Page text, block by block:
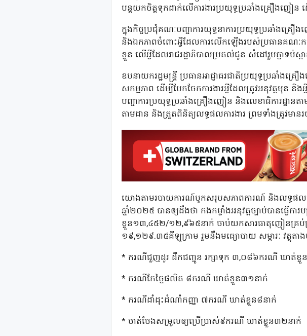
បន្ដយកចិត្តទុកដាក់លើការងារប្រយុទ្ធប្រឆាំងគ្រឿងញៀន
ក្នុងកិច្ចប្រជុំគណៈបញ្ជាការយុទ្ធនាការប្រយុទ្ធប្រឆាំ
និងឯកភាពចំពោះអ្វីដែលការលើកឡើងរបស់ប្រធានគណៈក
ខ្លួន លើអ្វីដែលរាជរដ្ឋាភិបាលប្រគល់ជូន សំដៅរួមគ្នាទប់ស្
ឧបនាយករដ្ឋមន្ដ្រី ប្រធានអាជ្ញាធរជាតិប្រយុទ្ធប្រឆាំង
សកម្មភាព ដើម្បីបែកចែកការងារអ្វីដែលត្រូវអនុវត្តមុន និ
បញ្ជាការប្រយុទ្ធប្រឆាំងគ្រឿងញៀន និងលេខាធិការដ្ឋា
តាមដាន និងត្រួតពិនិត្យលទ្ធផលការងារ ព្រមទាំងត្រូវមាន
យោងតាមរបាយការណ៍បូកសរុបសភាពការណ៍ និងលទ្ធផល
ឆ្នាំ២០២៥ បានឲ្យដឹងថា កងកម្លាំងអនុវត្តច្បាប់បានធ្
ខ្លួន១៣,៤៥២/១២,៩៦៥នាក់ ចាប់យកសារធាតុញៀនគ្រ
១៩,១២៩.៣៥គីឡូក្រាម រួមនឹងមធ្យោបាយ សម្ភារៈ វត្ថុត
* ករណីជួញដូរ ដឹកជញ្ជូន រក្សាទុក ៣,០៨៦ករណី ឃាត់ខ្លួ
* ករណីកែច្នៃផលិត ៨ករណី ឃាត់ខ្លួន៣១នាក់
* ករណីដាំដុះដំណាំកញ្ញា ៧ករណី ឃាត់ខ្លួន៨នាក់
* ចាត់ចែងសម្រួលឲ្យប្រើប្រាស់៩ករណី ឃាត់ខ្លួន៣២នាក់